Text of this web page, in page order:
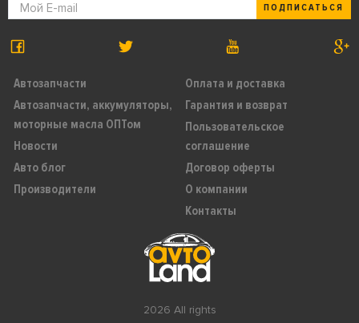
2026 All rights
Автозапчасти
Автозапчасти, аккумуляторы,
моторные масла ОПТом
Новости
Авто блог
Производители
Оплата и доставка
Гарантия и возврат
Пользовательское
соглашение
Договор оферты
О компании
Контакты
ПОДПИСАТЬСЯ